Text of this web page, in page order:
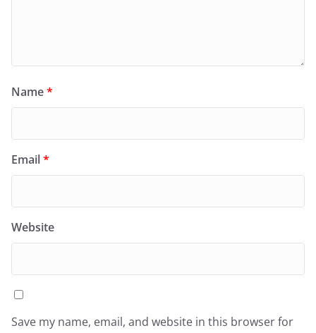
Name*
Email*
Website
Save my name, email, and website in this browser for